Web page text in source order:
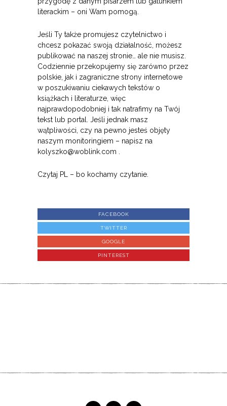
literackim – oni Wam pomogą.
Jeśli Ty także promujesz czytelnictwo i
chcesz pokazać swoją działalność, możesz
publikować na naszej stronie… ale nie musisz.
Codziennie przekopujemy się zarówno przez
polskie, jak i zagraniczne strony internetowe
w poszukiwaniu ciekawych tekstów o
książkach i literaturze, więc
najprawdopodobniej i tak natrafimy na Twój
tekst lub portal. Jeśli jednak masz
wątpliwości, czy na pewno jesteś objęty
naszym monitoringiem – napisz na
kolyszko@woblink.com
Czytaj PL – bo kochamy czytanie.
FACEBOOK
TWITTER
GOOGLE
PINTEREST